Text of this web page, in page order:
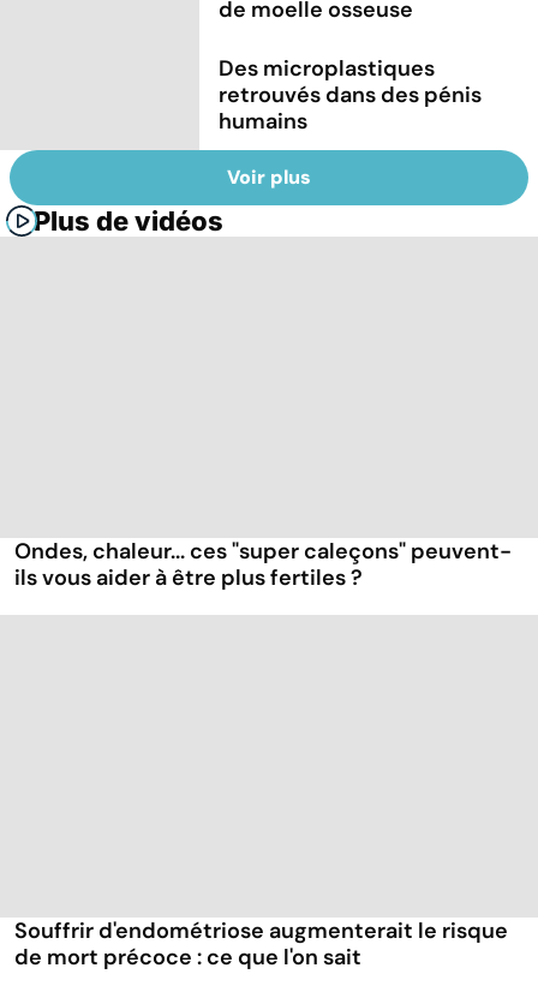
de moelle osseuse
Des microplastiques
retrouvés dans des pénis
humains
Voir plus
Plus de vidéos
Ondes, chaleur... ces "super caleçons" peuvent-
ils vous aider à être plus fertiles ?
Souffrir d'endométriose augmenterait le risque
de mort précoce : ce que l'on sait